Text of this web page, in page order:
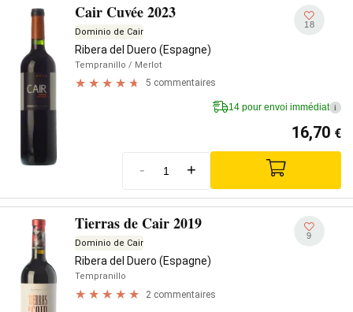
Cair Cuvée 2023
Dominio de Cair
Ribera del Duero (Espagne)
Tempranillo / Merlot
5 commentaires
18
14 pour envoi immédiat i
16,70 €
- +
Tierras de Cair 2019
Dominio de Cair
Ribera del Duero (Espagne)
Tempranillo
2 commentaires
9